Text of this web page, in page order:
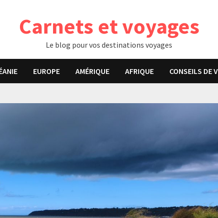
Carnets et voyages
Le blog pour vos destinations voyages
EUROPE AMÉRIQUE AFRIQUE CONSEILS DE